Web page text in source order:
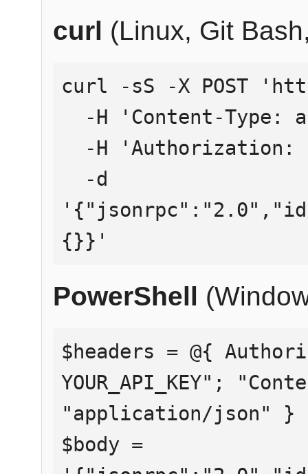
curl (Linux, Git
curl -sS -X POST
{}}'
PowerShell
$headers = @{
YOUR_API_KEY";
"application/json" }
$body =